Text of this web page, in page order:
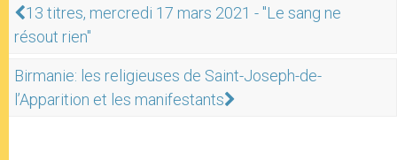
13 titres, mercredi 17 mars 2021 - "Le sang ne
résout rien"
Birmanie: les religieuses de Saint-Joseph-de-
l’Apparition et les manifestants